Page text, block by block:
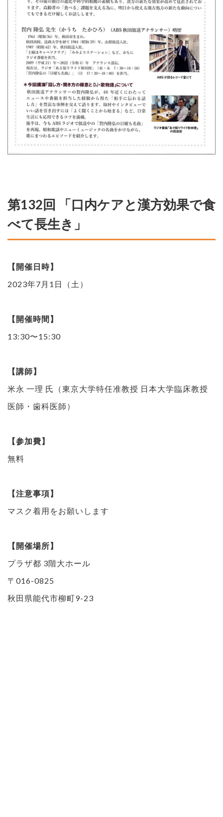
第132回 「口内ケアと漢方効果で食
べて長生き」
【開催日時】
2023年7月1日（土）
【開催時間】
13:30〜15:30
【講師】
米永 一理 氏（東京大学特任准教授 日本大学臨床教授
医師・歯科医師）
【参加費】
無料
【注意事項】
マスク着用をお願いします
【開催場所】
プラザ都 3階大ホール
〒016-0825
秋田県能代市柳町9-23